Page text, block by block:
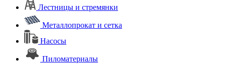
Лестницы и стремянки
Металлопрокат и сетка
Насосы
Пиломатериалы